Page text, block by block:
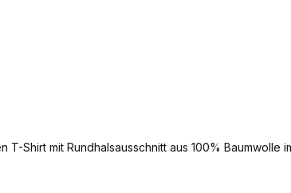
Shirt mit Rundhalsausschnitt aus 100%